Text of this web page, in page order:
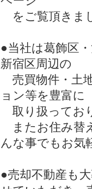
をご覧頂きま
●当社は葛飾区
新宿区周辺の
売買物件・土
ョン等を豊富に
取り扱ってお
またお住み替
んな事でもお
●売却不動産も